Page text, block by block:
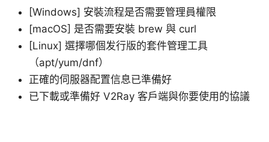
[Windows] 安裝流程是否需要管理員權限
[macOS] 是否需要安裝 brew 與 curl
[Linux] 選擇哪個发行版的套件管理工具
（apt/yum/dnf）
正確的伺服器配置信息已準備好
已下載或準備好 V2Ray 客戶端與你要使用的協議